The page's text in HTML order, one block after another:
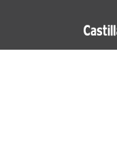
Pasar al contenido
Noticias